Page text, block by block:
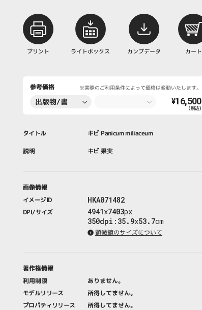
プリント ライトボックス カンプデータ カート
参考価格 ※実際のご利用条件によって価格は変動いたします。
出版物/書
¥16,500
（税込）
タイトル キビ Panicum miliaceum
説明 キビ 果実
画像情報
イメージID
HKA071482
DPI/サイズ 4941x7403px
350dpi : 35.9x53.7cm
顕微鏡のサイズについて
著作権情報
利用制限
ありません。
モデルリリース
所得してません。
プロパティリリース
所得してません。